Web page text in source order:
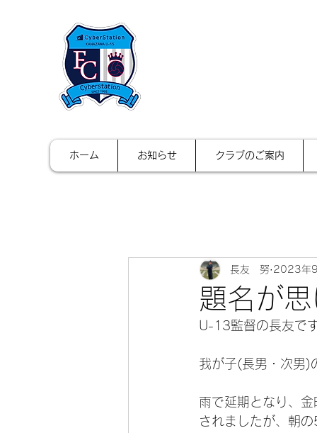
ホーム お知らせ クラブのご案内
題名が思
長友 努 2023年
U-13監督の長友です
我が子(長男・次男)
雨で延期となり、
されましたが、朝